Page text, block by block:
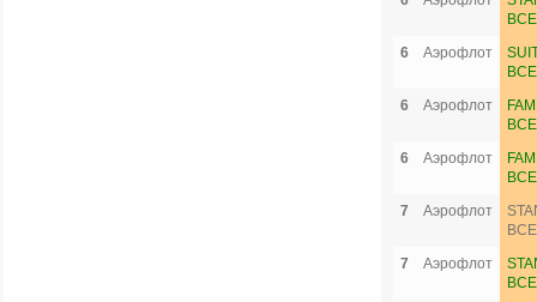
6
Аэрофлот
6
Аэрофлот
6
Аэрофлот
7
Аэрофлот
7
Аэрофлот